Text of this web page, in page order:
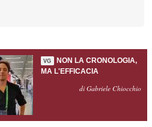
VG
NON LA CRONOLOGIA,
MA L'EFFICACIA
di Gabriele Chiocchio